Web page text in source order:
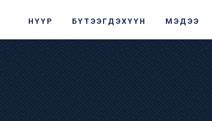
НҮҮР БҮТЭЭГДЭХҮҮН МЭДЭЭ